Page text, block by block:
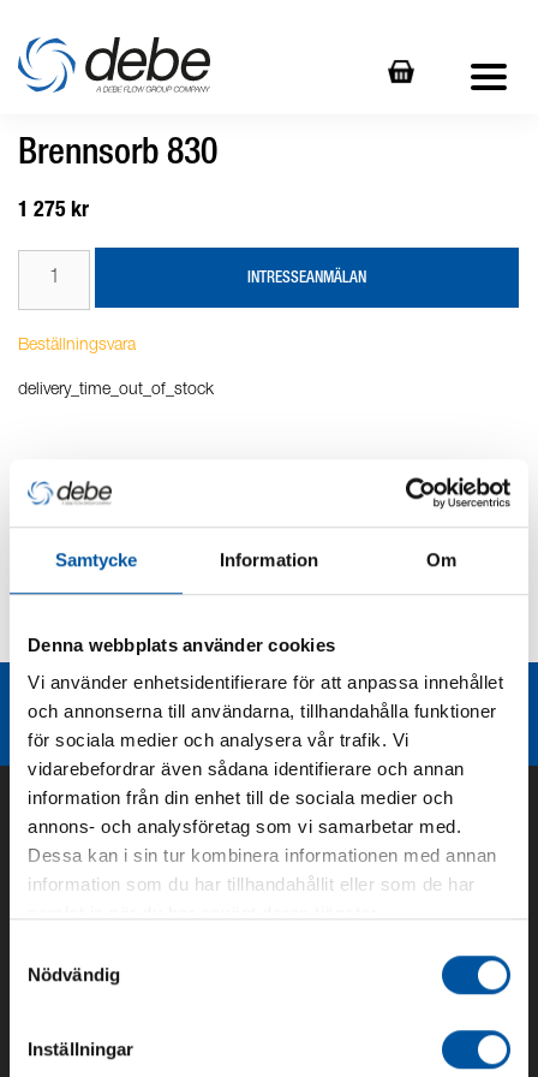
Samtycke Information Om
Denna webbplats använder cookies
Vi använder enhetsidentifierare för att anpassa innehållet
och annonserna till användarna, tillhandahålla funktioner
för sociala medier och analysera vår trafik. Vi
vidarebefordrar även sådana identifierare och annan
information från din enhet till de sociala medier och
annons- och analysföretag som vi samarbetar med.
Dessa kan i sin tur kombinera informationen med annan
information som du har tillhandahållit eller som de har
Nödvändig
Inställningar
Brennsorb 830
1 275 kr
INTRESSEANMÄLAN
Beställningsvara
delivery_time_out_of_stock
Produktbeskrivning
Kurvor
Teknisk dokumentation
Liknande produktgrupper
Om oss